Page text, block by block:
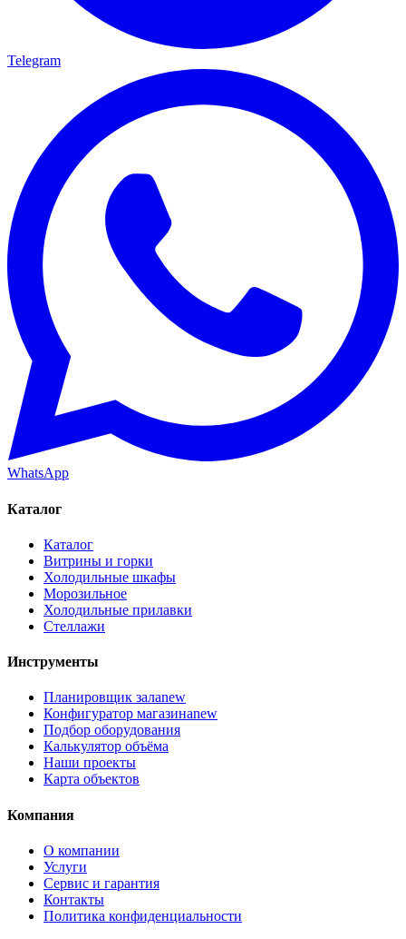
Telegram
WhatsApp
Каталог
Каталог
Витрины и горки
Холодильные шкафы
Морозильное
Холодильные прилавки
Стеллажи
Инструменты
Планировщик залаnew
Конфигуратор магазинаnew
Подбор оборудования
Калькулятор объёма
Наши проекты
Карта объектов
Компания
О компании
Услуги
Сервис и гарантия
Контакты
Политика конфиденциальности